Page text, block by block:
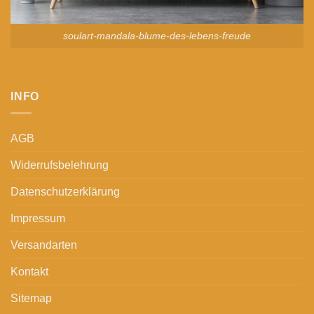
soulart-mandala-blume-des-lebens-freude
INFO
AGB
Widerrufsbelehrung
Datenschutzerklärung
Impressum
Versandarten
Kontakt
Sitemap